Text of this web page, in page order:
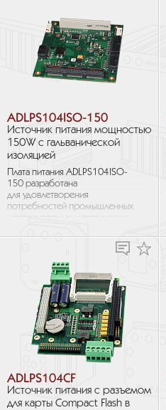
ADLPS104ISO-150
Источник питания мощностью
150W с гальванической
изоляцией
Плата питания ADLPS104ISO-
150 разработана
для удовлетворения
потребностей промышленных
Intel Core высокой мощности.
ADLPS104CF
Источник питания с разъемом
для карты Compact Flash в